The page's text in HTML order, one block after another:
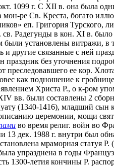
1099 г. С XII в. она была
мон-ре Св. Креста, богато
еп. Григория Турского,
Радегунды в кон. XI в. было
были установлены витражи,
другие связанные с ней
без уточнения
преследовавшего ее кор.
как подношение к
Христа Р., о к-ром
вв. были составлены 2
(1340-1416), младший сын
церемонии, мощи
во время религ. войн во
13 дек. 1988 г. внутри был
мраморная статуя
упразднена в годы
1300-летия кончины Р.